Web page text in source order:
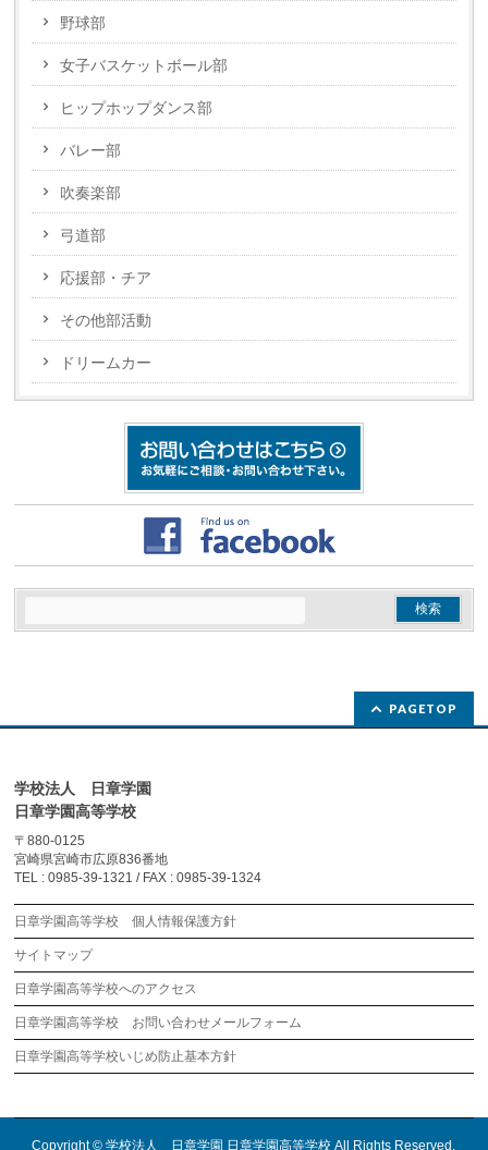
野球部
女子バスケットボール部
ヒップホップダンス部
バレー部
吹奏楽部
弓道部
応援部・チア
その他部活動
ドリームカー
PAGETOP
学校法人 日章学園
日章学園高等学校
〒880-0125
宮崎県宮崎市広原836番地
TEL : 0985-39-1321 / FAX : 0985-39-1324
日章学園高等学校 個人情報保護方針
サイトマップ
日章学園高等学校へのアクセス
日章学園高等学校 お問い合わせメールフォーム
日章学園高等学校いじめ防止基本方針
Copyright ©学校法人 日章学園 日章学園高等学校 All Rights Reserved.